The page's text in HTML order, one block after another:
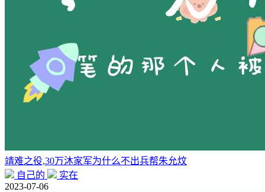
靖难之役,30万沐家军为什么不出兵帮朱允炆
自己的
实在
2023-07-06